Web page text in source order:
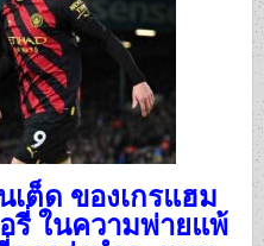
ต็ด ของเกรแฮม
ในความพ่ายแพ้